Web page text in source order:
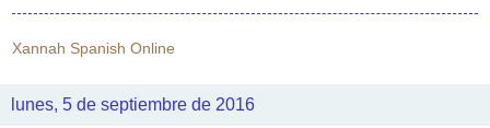
Xannah Spanish Online
lunes, 5 de septiembre de 2016